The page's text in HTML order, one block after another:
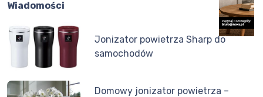
Wiadomości
Jonizator powietrza Sharp do
samochodów
Domowy jonizator powietrza –